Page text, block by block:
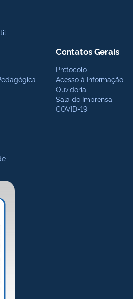
Contatos Gerais
Protocolo
Acesso à Informação
Ouvidoria
Sala de Imprensa
COVID-19